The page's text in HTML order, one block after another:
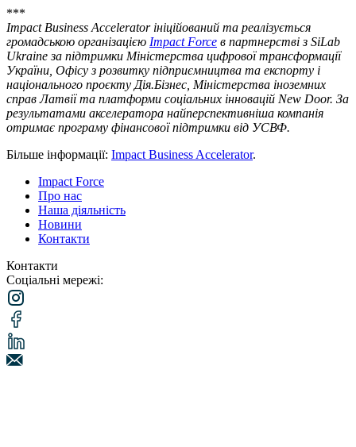
***
Impact Business Accelerator ініційований та реалізується
громадською організацією Impact Force в партнерстві з SiLab
Ukraine за підтримки Міністерства цифрової трансформації
України, Офісу з розвитку підприємництва та експорту і
національного проєкту Дія.Бізнес, Міністерства іноземних
справ Латвії та платформи соціальних інновацій New Door. За
результатами акселератора найперспективніша компанія
отримає програму фінансової підтримки від УСВФ.
Більше інформації: Impact Business Accelerator.
Impact Force
Про нас
Наша діяльність
Новини
Контакти
Контакти
Соціальні мережі: